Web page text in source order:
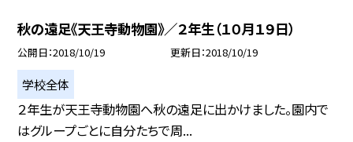
秋の遠足《天王寺動物園》／２年生（１０月１９日）
公開日 2018/10/19 更新日 2018/10/19
学校全体
２年生が天王寺動物園へ秋の遠足に出かけました。園内で
はグループごとに自分たちで周...